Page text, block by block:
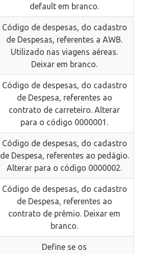
default em branco.
Código de despesas, do cadastro
de Despesas, referentes a AWB.
Utilizado nas viagens aéreas.
Deixar em branco.
Código de despesas, do cadastro
de Despesa, referentes ao
contrato de carreteiro. Alterar
para o código 0000001.
Código de despesas, do cadastro
de Despesa, referentes ao pedágio.
Alterar para o código 0000002.
Código de despesas, do cadastro
de Despesa, referentes ao
contrato de prêmio. Deixar em
branco.
Define se os